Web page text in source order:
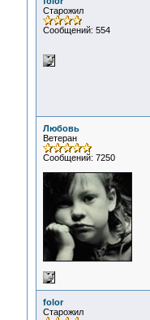
Старожил
Сообщений: 554
Любовь
Ветеран
Сообщений: 7250
folor
Старожил